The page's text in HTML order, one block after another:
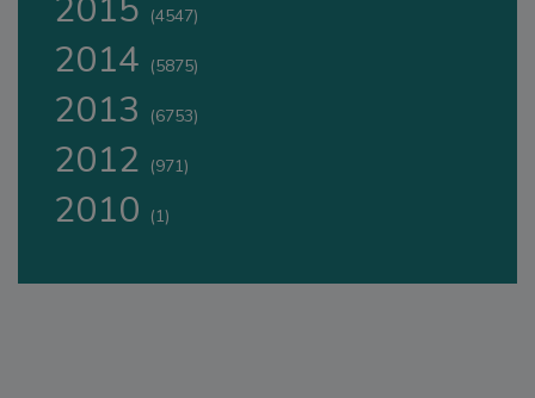
2015 (4547)
2014 (5875)
2013 (6753)
2012 (971)
2010 (1)